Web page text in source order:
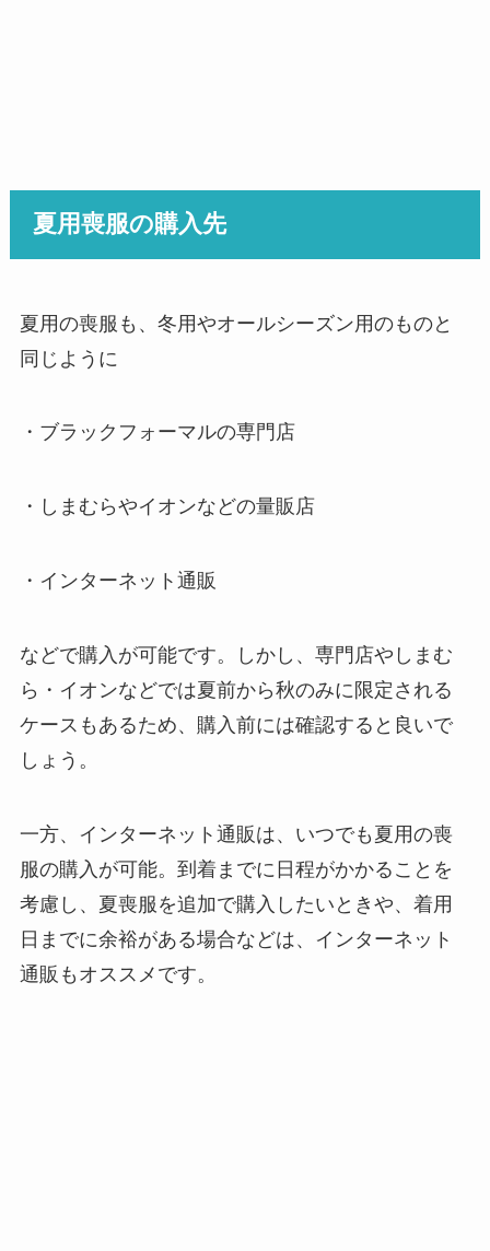
夏用喪服の購入先
夏用の喪服も、冬用やオールシーズン用のものと
同じように
・ブラックフォーマルの専門店
・しまむらやイオンなどの量販店
・インターネット通販
などで購入が可能です。しかし、専門店やしまむ
ら・イオンなどでは夏前から秋のみに限定される
ケースもあるため、購入前には確認すると良いで
しょう。
一方、インターネット通販は、いつでも夏用の喪
服の購入が可能。到着までに日程がかかることを
考慮し、夏喪服を追加で購入したいときや、着用
日までに余裕がある場合などは、インターネット
通販もオススメです。